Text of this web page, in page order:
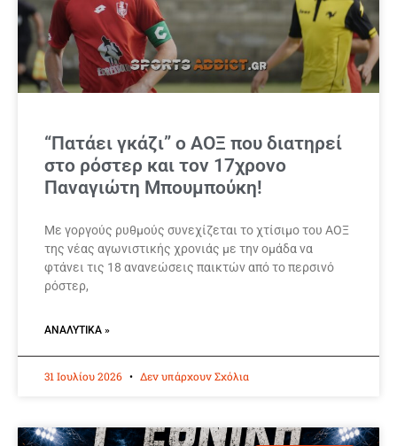
“Πατάει γκάζι” ο ΑΟΞ που διατηρεί
στο ρόστερ και τον 17χρονο
Παναγιώτη Μπουμπούκη!
Με γοργούς ρυθμούς συνεχίζεται το χτίσιμο του ΑΟΞ
της νέας αγωνιστικής χρονιάς με την ομάδα να
φτάνει τις 18 ανανεώσεις παικτών από το περσινό
ρόστερ,
ΑΝΑΛΥΤΙΚΆ »
31 Ιουλίου 2026 Δεν υπάρχουν Σχόλια